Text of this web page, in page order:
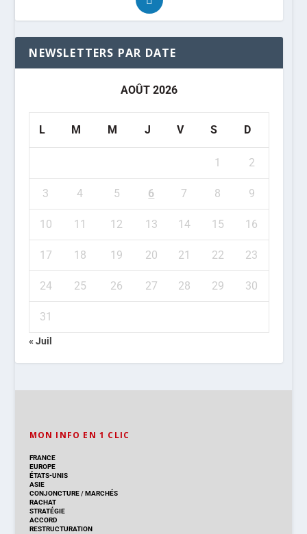
NEWSLETTERS PAR DATE
AOÛT 2026
L M M J V S D
1 2
3 4 5 6 7 8 9
10 11 12 13 14 15 16
17 18 19 20 21 22 23
24 25 26 27 28 29 30
31
« Juil
MON INFO EN 1 CLIC
FRANCE
EUROPE
ÉTATS-UNIS
ASIE
CONJONCTURE/MARCHÉS
RACHAT
STRATÉGIE
ACCORD
RESTRUCTURATION